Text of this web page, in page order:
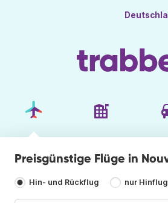
Preisgünstige Flüge in
Hin- und Rückflug nur Hinflug